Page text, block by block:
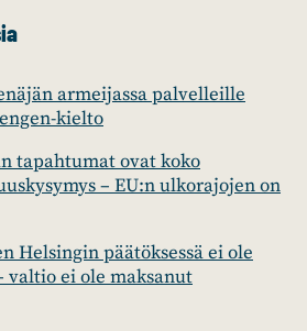
armeijassa palvelleille
kielto
tapahtumat ovat koko
– EU:n ulkorajojen on
Helsingin päätöksessä ei ole
valtio ei ole maksanut